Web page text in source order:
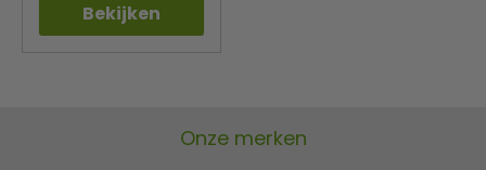
Bekijken
Onze merken